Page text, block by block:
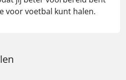
voor voetbal kunt halen.